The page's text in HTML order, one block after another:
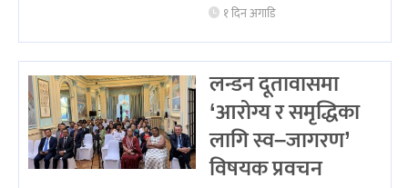
१ दिन अगाडि
लन्डन दूतावासमा
‘आरोग्य र समृद्धिका
लागि स्व–जागरण’
विषयक प्रवचन